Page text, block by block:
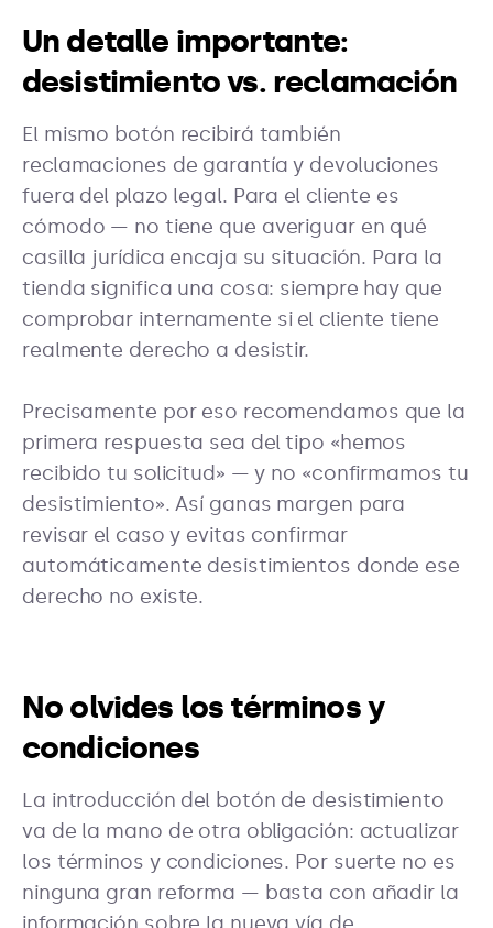
Un detalle importante:
desistimiento vs. reclamación
El mismo botón recibirá también
reclamaciones de garantía y devoluciones
fuera del plazo legal. Para el cliente es
cómodo — no tiene que averiguar en qué
casilla jurídica encaja su situación. Para la
tienda significa una cosa: siempre hay que
comprobar internamente si el cliente tiene
realmente derecho a desistir.
Precisamente por eso recomendamos que la
primera respuesta sea del tipo «hemos
recibido tu solicitud» — y no «confirmamos tu
desistimiento». Así ganas margen para
revisar el caso y evitas confirmar
automáticamente desistimientos donde ese
derecho no existe.
No olvides los términos y
condiciones
La introducción del botón de desistimiento
va de la mano de otra obligación: actualizar
los términos y condiciones. Por suerte no es
ninguna gran reforma — basta con añadir la